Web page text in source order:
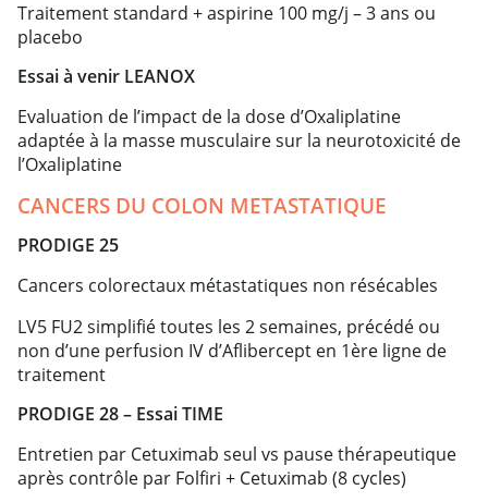
Traitement standard + aspirine 100 mg/j – 3 ans ou
placebo
Essai à venir LEANOX
Evaluation de l’impact de la dose d’Oxaliplatine
adaptée à la masse musculaire sur la neurotoxicité de
l’Oxaliplatine
CANCERS DU COLON METASTATIQUE
PRODIGE 25
Cancers colorectaux métastatiques non résécables
LV5 FU2 simplifié toutes les 2 semaines, précédé ou
non d’une perfusion IV d’Aflibercept en 1ère ligne de
traitement
PRODIGE 28 – Essai TIME
Entretien par Cetuximab seul vs pause thérapeutique
après contrôle par Folfiri + Cetuximab (8 cycles)